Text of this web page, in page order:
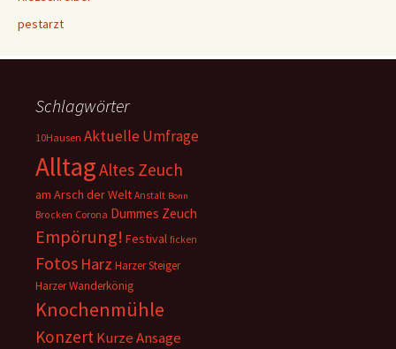
pestarzt
Schlagwörter
10Hausen Aktuelle Umfrage
AlltagAltes Zeuch
am Arsch der Welt Anstalt Bonn
Brocken Corona Dummes Zeuch
Empörung! Festival ficken
Fotos Harz Harzer Steiger
Harzer Wanderkönig
Knochenmühle
KonzertKurze Ansage